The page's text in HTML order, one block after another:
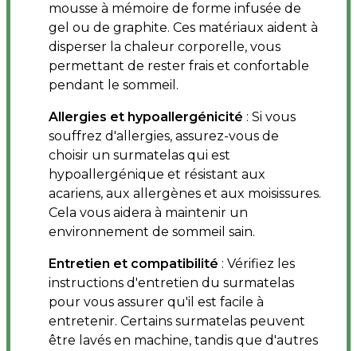
mousse à mémoire de forme infusée de
gel ou de graphite. Ces matériaux aident à
disperser la chaleur corporelle, vous
permettant de rester frais et confortable
pendant le sommeil.
Allergies et hypoallergénicité : Si vous
souffrez d'allergies, assurez-vous de
choisir un surmatelas qui est
hypoallergénique et résistant aux
acariens, aux allergènes et aux moisissures.
Cela vous aidera à maintenir un
environnement de sommeil sain.
Entretien et compatibilité : Vérifiez les
instructions d'entretien du surmatelas
pour vous assurer qu'il est facile à
entretenir. Certains surmatelas peuvent
être lavés en machine, tandis que d'autres